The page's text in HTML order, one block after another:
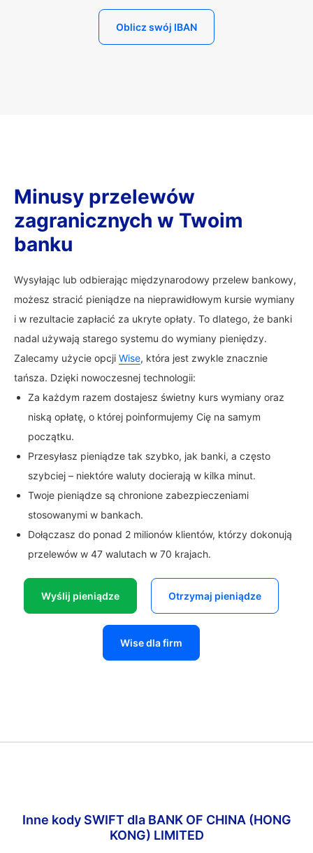
Oblicz swój IBAN
Minusy przelewów
zagranicznych w Twoim
banku
Wysyłając lub odbierając międzynarodowy przelew bankowy,
możesz stracić pieniądze na nieprawidłowym kursie wymiany
i w rezultacie zapłacić za ukryte opłaty. To dlatego, że banki
nadal używają starego systemu do wymiany pieniędzy.
Zalecamy użycie opcji Wise, która jest zwykle znacznie
tańsza. Dzięki nowoczesnej technologii:
Za każdym razem dostajesz świetny kurs wymiany oraz
niską opłatę, o której poinformujemy Cię na samym
początku.
Przesyłasz pieniądze tak szybko, jak banki, a często
szybciej – niektóre waluty docierają w kilka minut.
Twoje pieniądze są chronione zabezpieczeniami
stosowanymi w bankach.
Dołączasz do ponad 2 milionów klientów, którzy dokonują
przelewów w 47 walutach w 70 krajach.
Wyślij pieniądze Otrzymaj pieniądze
Wise dla firm
Inne kody SWIFT dla BANK OF CHINA (HONG
KONG) LIMITED